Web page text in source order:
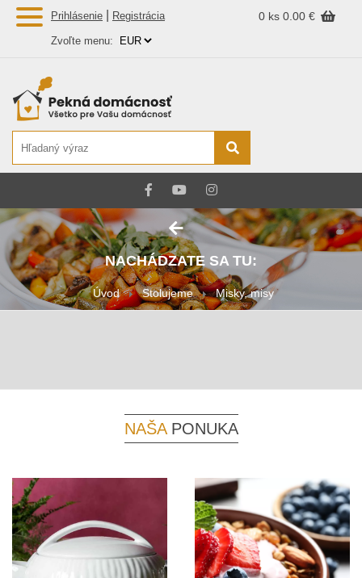
Prihlásenie Registrácia 0 ks 0.00 €
Zvoľte menu:
NACHÁDZATE SA TU:
Úvod Stolujeme Misky, misy
NAŠA PONUKA